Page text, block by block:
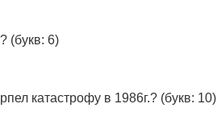
(букв: 6)
катастрофу в 1986г.? (букв: 10)